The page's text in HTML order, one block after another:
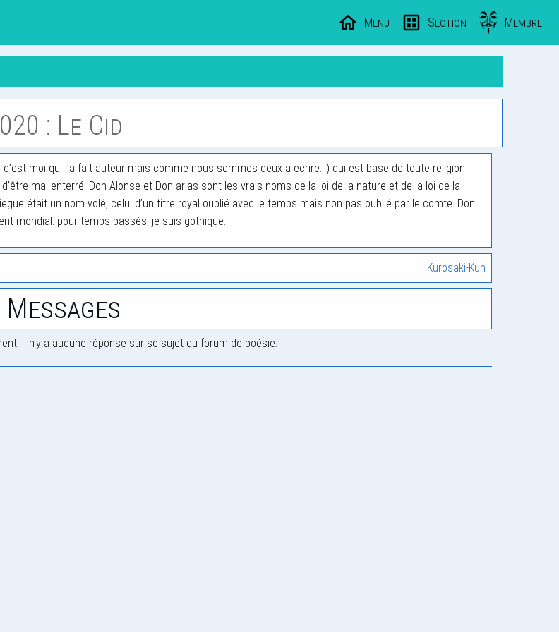
Menu Section Membre
: Le Cid
moi qui l’a fait auteur mais comme nous sommes deux a ecrire…) qui est base de toute religion
mal enterré. Don Alonse et Don arias sont les vrais noms de la loi de la nature et de la loi de la
était un nom volé, celui d’un titre royal oublié avec le temps mais non pas oublié par le comte. Don
mondial. pour temps passés, je suis gothique...
Kurosaki-Kun
Messages
Il n'y a aucune réponse sur se sujet du forum de poésie.